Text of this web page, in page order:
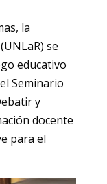
la
se
educativo
Seminario
y
docente
para el